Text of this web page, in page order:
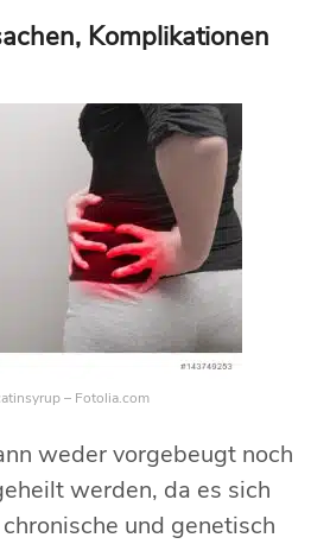
Komplikationen
– Fotolia.com
weder vorgebeugt noch
werden, da es sich
und genetisch